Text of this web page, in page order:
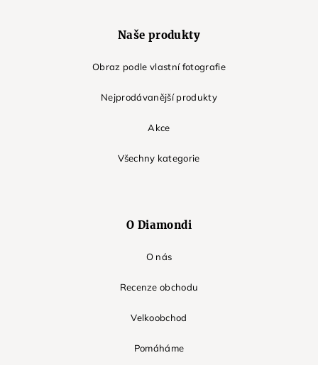
Naše produkty
Obraz podle vlastní fotografie
Nejprodávanější produkty
Akce
Všechny kategorie
O Diamondi
O nás
Recenze obchodu
Velkoobchod
Pomáháme